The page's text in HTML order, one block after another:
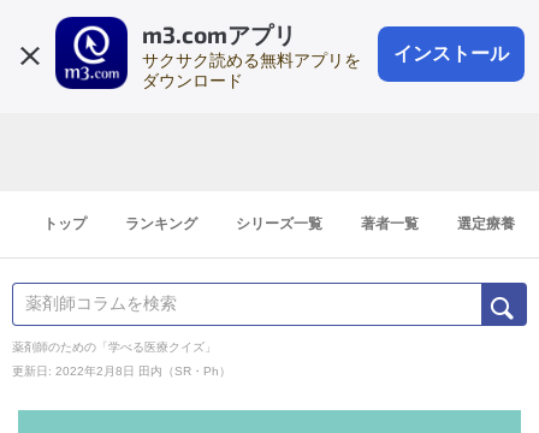
m3.comアプリ
サクサク読める無料アプリを
ダウンロード
インストール
会員登録
登録1分
トップ ランキング シリーズ一覧 著者一覧 選定療養
薬剤師のための「学べる医療クイズ」
更新日: 2022年2月8日
田内（SR・Ph）